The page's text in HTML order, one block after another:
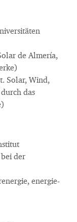
de Almería,
Solar, Wind,
das
der
energie-